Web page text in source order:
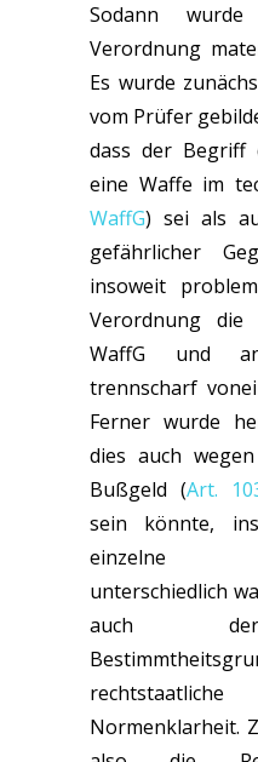
Sodann
Verordnung
Es wurde
vom Prüfer
dass der Begriff
eine Waffe im
WaffG) sei als
gefährlicher
insoweit
Verordnung die
WaffG und
trennscharf
Ferner wurde
dies auch
Bußgeld (Art.
sein könnte,
einzelne
unterschiedlich
auch der
Normenklarheit.